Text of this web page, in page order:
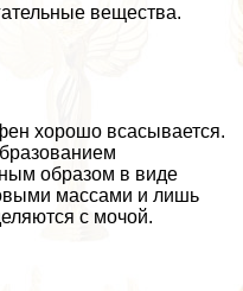
вещества.
хорошо всасывается.
образом в виде
массами и лишь
с мочой.